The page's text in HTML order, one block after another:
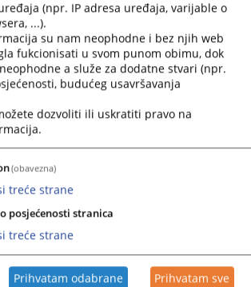
Aktivnosti u 2008. godini
pojačane su aktivnosti prikupljanja i
sudskih odluka u skladu sa kriterijima
Stalna komisija za CSD...
Aktivnosti u 2007. godini
aktivnosti:
(npr. IP adresa uređaja, varijable o
...).
su nam neophodne i bez njih web
fukcionisati u svom punom obimu, dok
a služe za dodatne stvari (npr.
budućeg usavršavanja
dozvoliti ili uskratiti pravo na
(obavezna)
treće strane
posjećenosti stranica
treće strane
Prihvatam odabrane Prihvatam sve